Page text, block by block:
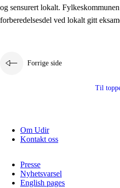
og sensurert lokalt.
forberedelsesdel ved lokalt gitt
Forrige side
Til
Om Udir
Kontakt oss
Presse
Nyhetsvarsel
English pages